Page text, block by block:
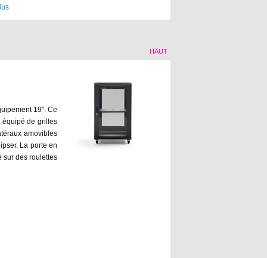
HAUT
19". Ce
équipé de grilles
amovibles
La porte en
sur des roulettes